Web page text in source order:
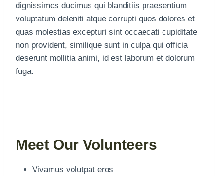
dignissimos ducimus qui blanditiis praesentium
voluptatum deleniti atque corrupti quos dolores et
quas molestias excepturi sint occaecati cupiditate
non provident, similique sunt in culpa qui officia
deserunt mollitia animi, id est laborum et dolorum
fuga.
Meet Our Volunteers
Vivamus volutpat eros